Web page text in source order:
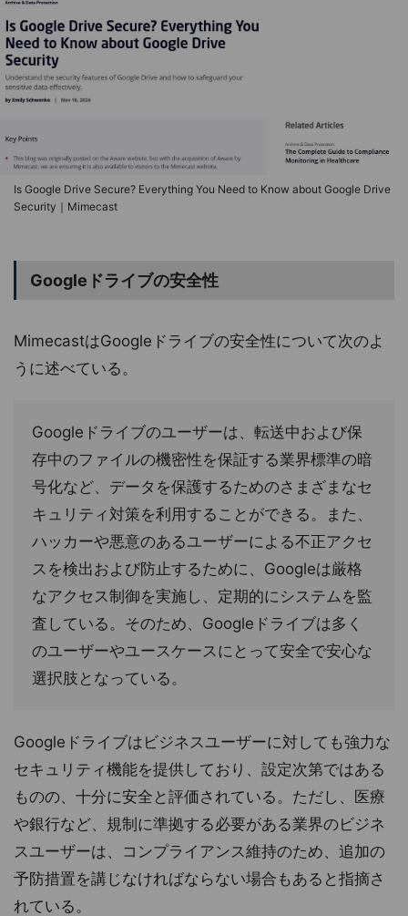
Is Google Drive Secure? Everything You Need to Know about Google Drive
Security｜Mimecast
Googleドライブの安全性
MimecastはGoogleドライブの安全性について次のよ
うに述べている。
Googleドライブのユーザーは、転送中および保
存中のファイルの機密性を保証する業界標準の暗
号化など、データを保護するためのさまざまなセ
キュリティ対策を利用することができる。また、
ハッカーや悪意のあるユーザーによる不正アクセ
スを検出および防止するために、Googleは厳格
なアクセス制御を実施し、定期的にシステムを監
査している。そのため、Googleドライブは多く
のユーザーやユースケースにとって安全で安心な
選択肢となっている。
Googleドライブはビジネスユーザーに対しても強力な
セキュリティ機能を提供しており、設定次第ではある
ものの、十分に安全と評価されている。ただし、医療
や銀行など、規制に準拠する必要がある業界のビジネ
スユーザーは、コンプライアンス維持のため、追加の
予防措置を講じなければならない場合もあると指摘さ
れている。